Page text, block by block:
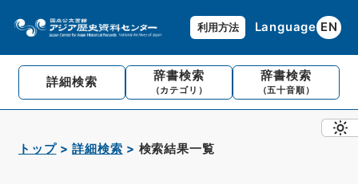
利用方法 Language EN
詳細検索 辞書検索
（カテゴリ）
辞書検索
（五十音順）
トップ 詳細検索 検索結果一覧